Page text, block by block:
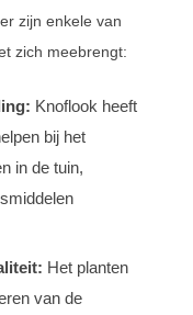
zijn enkele van
zich meebrengt:
Knoflook heeft
bij het
in de tuin,
Het planten
van de